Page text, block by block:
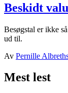
Beskidt
Besøgstal er ikke
ud til.
Av Pernille
Mest lest